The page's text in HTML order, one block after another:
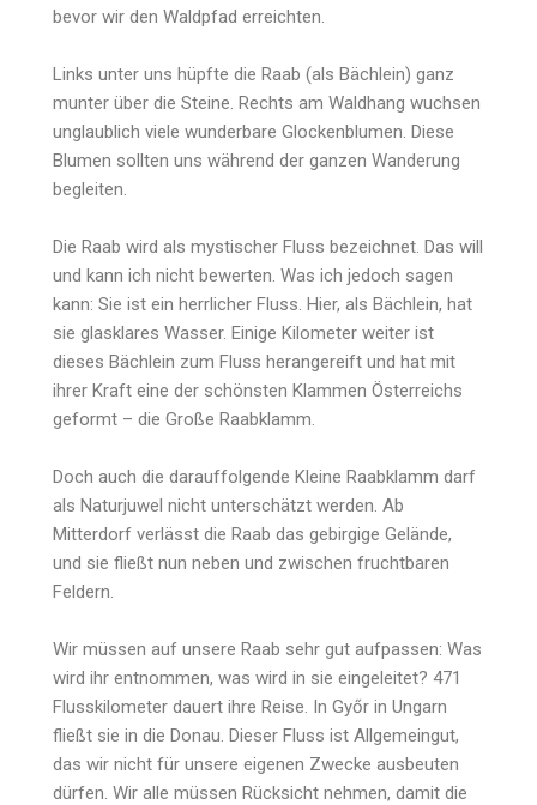
bevor wir den Waldpfad erreichten.
Links unter uns hüpfte die Raab (als Bächlein) ganz
munter über die Steine. Rechts am Waldhang wuchsen
unglaublich viele wunderbare Glockenblumen. Diese
Blumen sollten uns während der ganzen Wanderung
begleiten.
Die Raab wird als mystischer Fluss bezeichnet. Das will
und kann ich nicht bewerten. Was ich jedoch sagen
kann: Sie ist ein herrlicher Fluss. Hier, als Bächlein, hat
sie glasklares Wasser. Einige Kilometer weiter ist
dieses Bächlein zum Fluss herangereift und hat mit
ihrer Kraft eine der schönsten Klammen Österreichs
geformt – die Große Raabklamm.
Doch auch die darauffolgende Kleine Raabklamm darf
als Naturjuwel nicht unterschätzt werden. Ab
Mitterdorf verlässt die Raab das gebirgige Gelände,
und sie fließt nun neben und zwischen fruchtbaren
Feldern.
Wir müssen auf unsere Raab sehr gut aufpassen: Was
wird ihr entnommen, was wird in sie eingeleitet? 471
Flusskilometer dauert ihre Reise. In Győr in Ungarn
fließt sie in die Donau. Dieser Fluss ist Allgemeingut,
das wir nicht für unsere eigenen Zwecke ausbeuten
dürfen. Wir alle müssen Rücksicht nehmen, damit die